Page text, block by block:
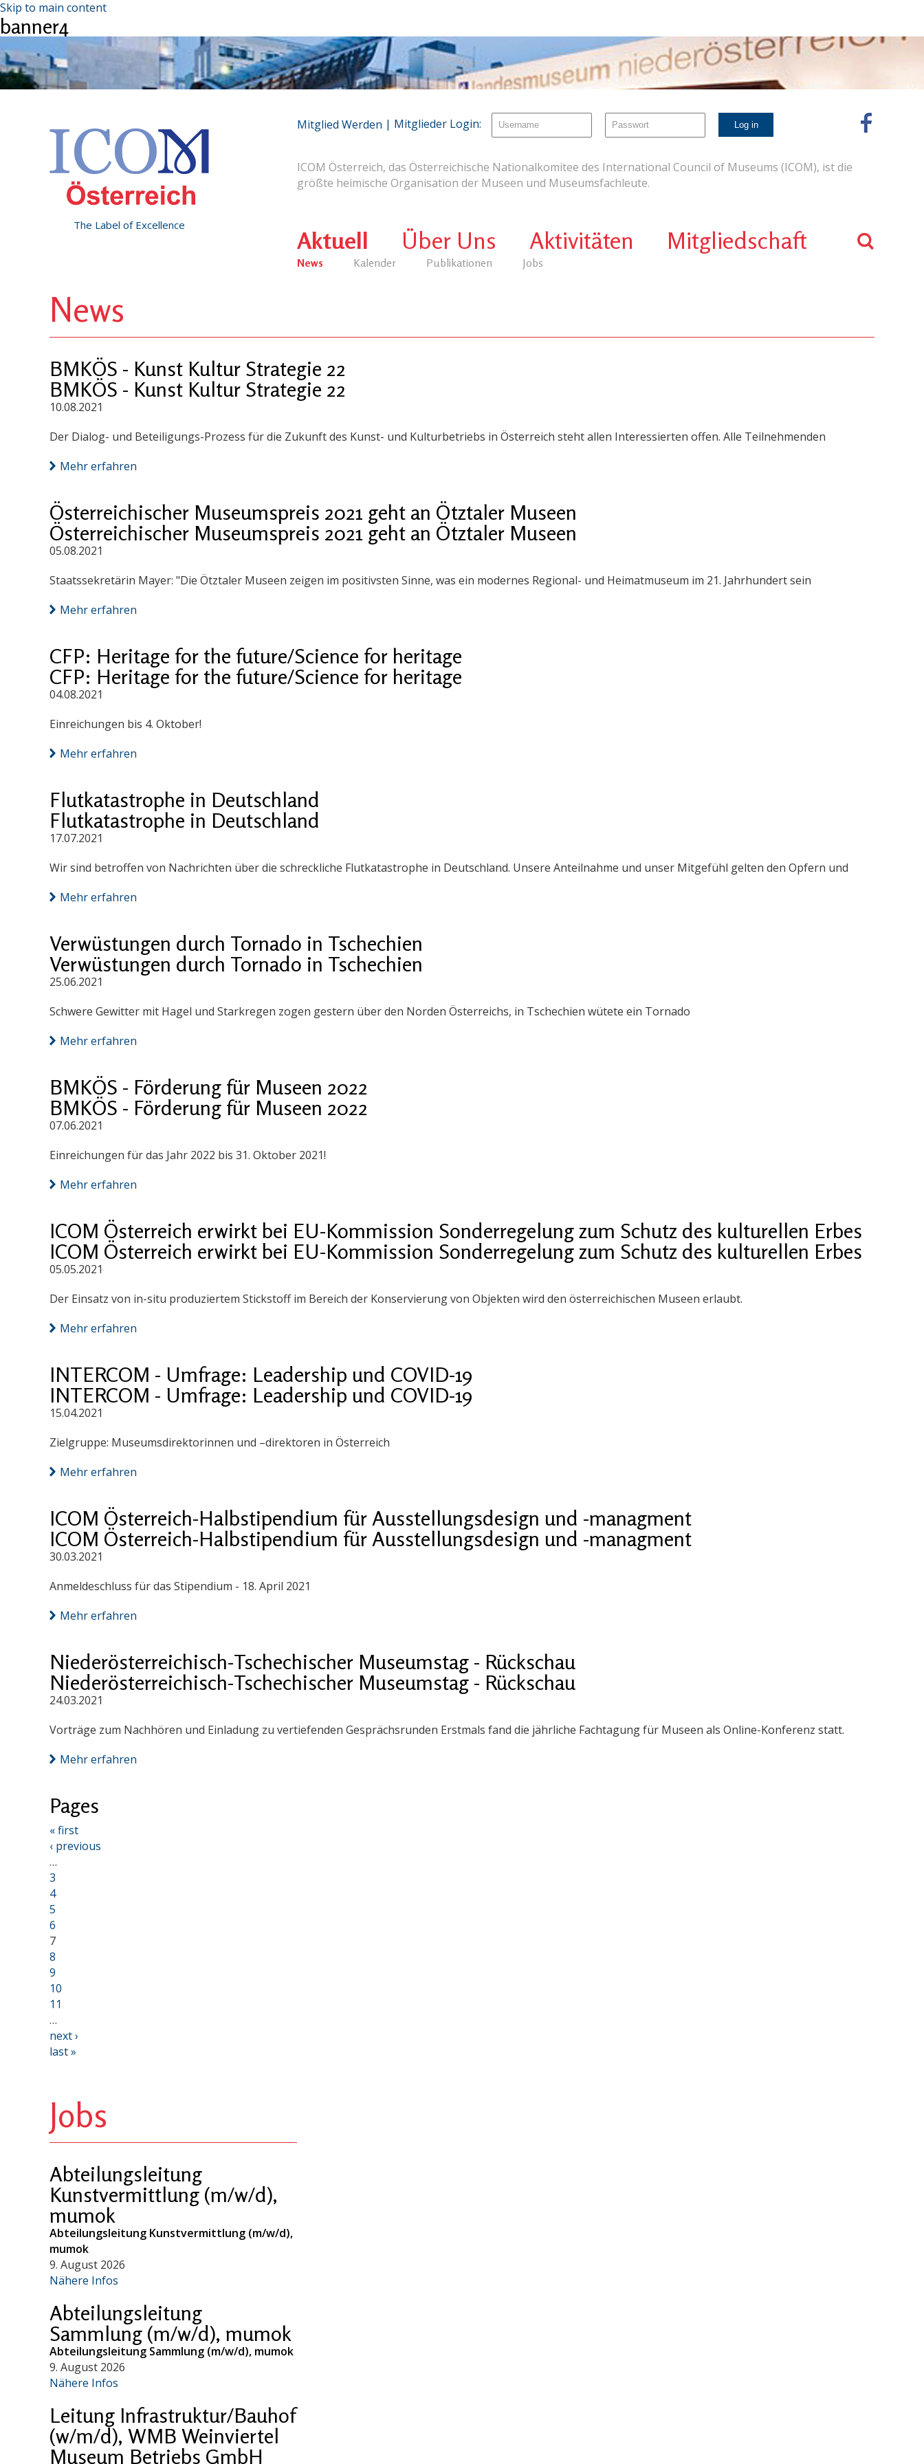
Skip to main content
banner4
The Label of Excellence
ICOM Österreich, das Österreichische Nationalkomitee des International Council of Museums (ICOM), ist die
größte heimische Organisation der Museen und Museumsfachleute.
Aktuell
News Kalender Publikationen Jobs
Über Uns Aktivitäten Mitgliedschaft
Mitglied Werden | Mitglieder Login:
News
BMKÖS - Kunst Kultur Strategie 22
BMKÖS - Kunst Kultur Strategie 22
10.08.2021
Der Dialog- und Beteiligungs-Prozess für die Zukunft des Kunst- und Kulturbetriebs in Österreich steht allen Interessierten offen. Alle Teilnehmenden
Mehr erfahren
Österreichischer Museumspreis 2021 geht an Ötztaler Museen
Österreichischer Museumspreis 2021 geht an Ötztaler Museen
05.08.2021
Staatssekretärin Mayer: "Die Ötztaler Museen zeigen im positivsten Sinne, was ein modernes Regional- und Heimatmuseum im 21. Jahrhundert sein
Mehr erfahren
CFP: Heritage for the future/Science for heritage
CFP: Heritage for the future/Science for heritage
04.08.2021
Einreichungen bis 4. Oktober!
Mehr erfahren
Flutkatastrophe in Deutschland
Flutkatastrophe in Deutschland
17.07.2021
Wir sind betroffen von Nachrichten über die schreckliche Flutkatastrophe in Deutschland. Unsere Anteilnahme und unser Mitgefühl gelten den Opfern und
Mehr erfahren
Verwüstungen durch Tornado in Tschechien
Verwüstungen durch Tornado in Tschechien
25.06.2021
Schwere Gewitter mit Hagel und Starkregen zogen gestern über den Norden Österreichs, in Tschechien wütete ein Tornado
Mehr erfahren
BMKÖS - Förderung für Museen 2022
BMKÖS - Förderung für Museen 2022
07.06.2021
Einreichungen für das Jahr 2022 bis 31. Oktober 2021!
Mehr erfahren
ICOM Österreich erwirkt bei EU-Kommission Sonderregelung zum Schutz des kulturellen Erbes
ICOM Österreich erwirkt bei EU-Kommission Sonderregelung zum Schutz des kulturellen Erbes
05.05.2021
Der Einsatz von in-situ produziertem Stickstoff im Bereich der Konservierung von Objekten wird den österreichischen Museen erlaubt.
Mehr erfahren
INTERCOM - Umfrage: Leadership und COVID-19
INTERCOM - Umfrage: Leadership und COVID-19
15.04.2021
Zielgruppe: Museumsdirektorinnen und –direktoren in Österreich
Mehr erfahren
ICOM Österreich-Halbstipendium für Ausstellungsdesign und -managment
ICOM Österreich-Halbstipendium für Ausstellungsdesign und -managment
30.03.2021
Anmeldeschluss für das Stipendium - 18. April 2021
Mehr erfahren
Niederösterreichisch-Tschechischer Museumstag - Rückschau
Niederösterreichisch-Tschechischer Museumstag - Rückschau
24.03.2021
Vorträge zum Nachhören und Einladung zu vertiefenden Gesprächsrunden Erstmals fand die jährliche Fachtagung für Museen als Online-Konferenz statt.
Mehr erfahren
Pages
« first
‹ previous
…
3
4
5
6
7
8
9
10
11
…
next ›
last »
Jobs
Abteilungsleitung
Kunstvermittlung (m/w/d),
mumok
Abteilungsleitung Kunstvermittlung (m/w/d),
mumok
9. August 2026
Nähere Infos
Abteilungsleitung
Sammlung (m/w/d), mumok
Abteilungsleitung Sammlung (m/w/d), mumok
9. August 2026
Nähere Infos
Leitung Infrastruktur/Bauhof
(w/m/d), WMB Weinviertel
Museum Betriebs GmbH